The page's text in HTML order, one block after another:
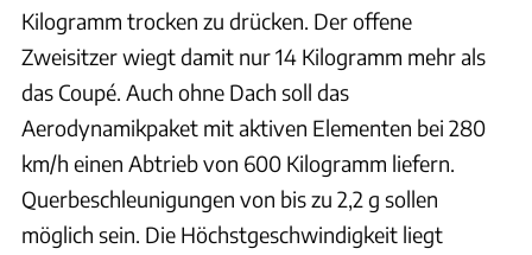
Kilogramm trocken zu drücken. Der offene
Zweisitzer wiegt damit nur 14 Kilogramm mehr als
das Coupé. Auch ohne Dach soll das
Aerodynamikpaket mit aktiven Elementen bei 280
km/h einen Abtrieb von 600 Kilogramm liefern.
Querbeschleunigungen von bis zu 2,2 g sollen
möglich sein. Die Höchstgeschwindigkeit liegt